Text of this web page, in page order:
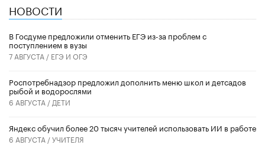
НОВОСТИ
В Госдуме предложили отменить ЕГЭ из-за проблем с
поступлением в вузы
7 АВГУСТА / ЕГЭ И ОГЭ
Роспотребнадзор предложил дополнить меню школ и детсадов
рыбой и водорослями
6 АВГУСТА / ДЕТИ
​Яндекс обучил более 20 тысяч учителей использовать ИИ в работе
6 АВГУСТА /УЧИТЕЛЯ